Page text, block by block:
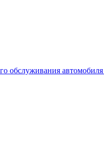
обслуживания